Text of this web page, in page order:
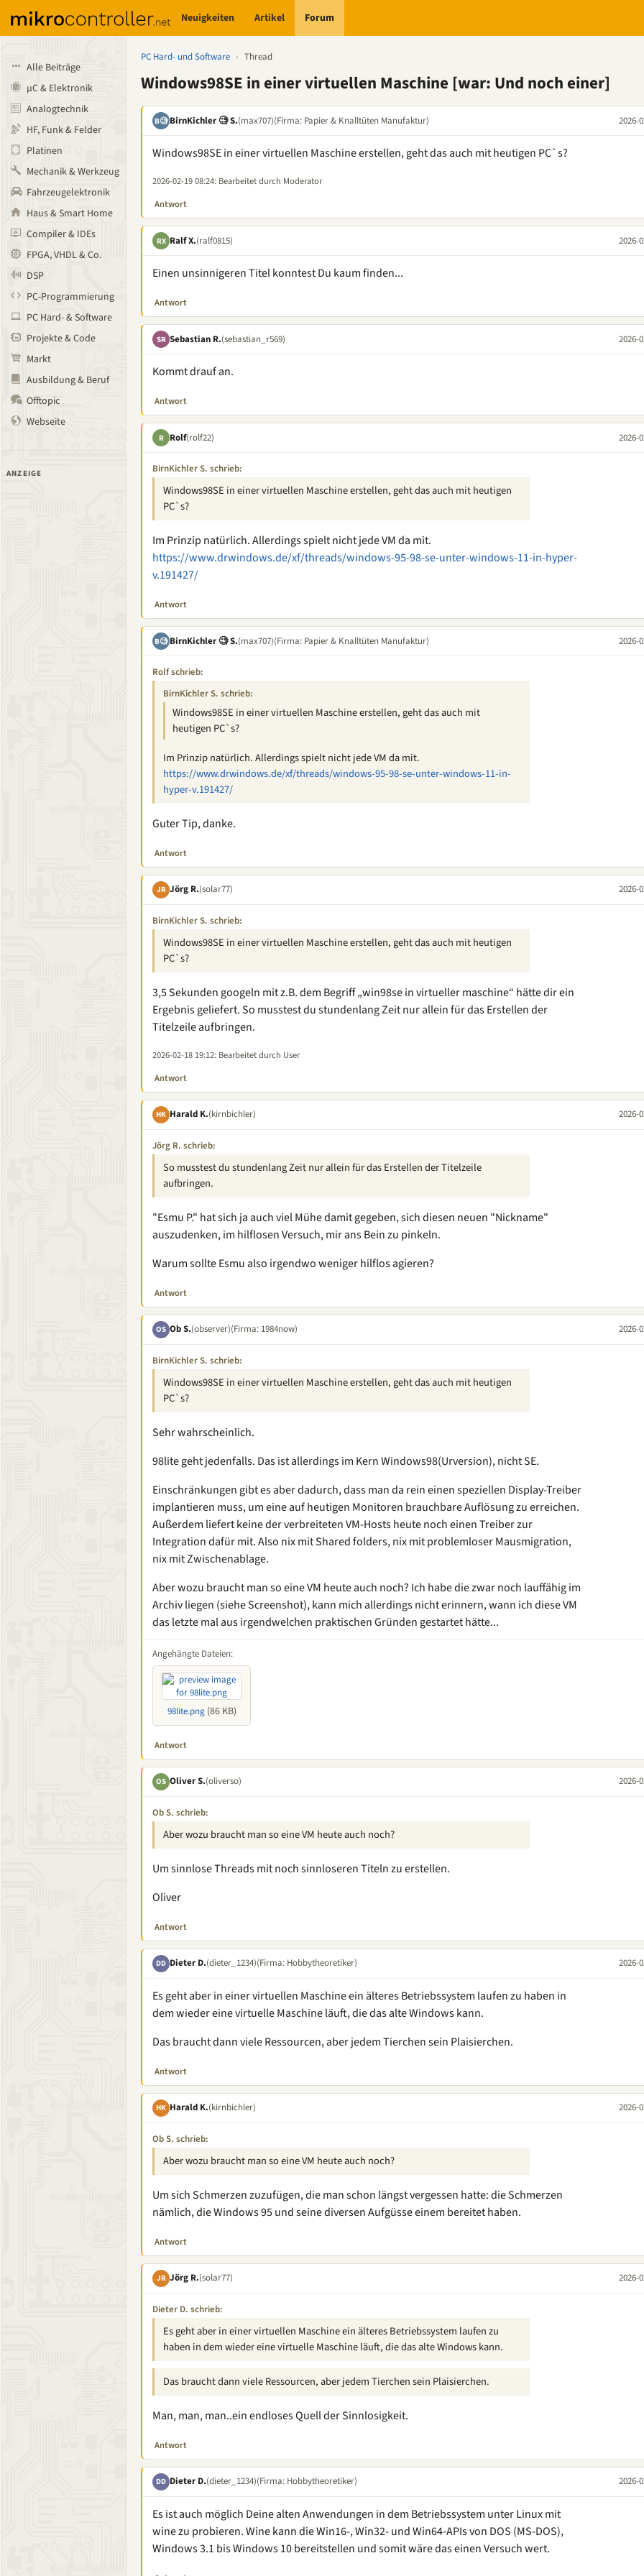
Neuigkeiten Artikel Forum
Alle Beiträge
µC & Elektronik
Analogtechnik
HF, Funk & Felder
Platinen
Mechanik & Werkzeug
Fahrzeugelektronik
Haus & Smart Home
Compiler & IDEs
FPGA, VHDL & Co.
DSP
PC-Programmierung
PC Hard- & Software
Projekte & Code
Markt
Ausbildung & Beruf
Offtopic
Webseite
ANZEIGE
PC Hard- und Software › Thread
Windows98SE in einer virtuellen Maschine [war: Und noch einer]
B🧐 BirnKichler 🧐 S.(max707)(Firma: Papier & Knalltüten Manufaktur) 2026-
Windows98SE in einer virtuellen Maschine erstellen, geht das auch mit heutigen PC`s?
2026-02-19 08:24: Bearbeitet durch Moderator
Antwort
RX Ralf X.(ralf0815) 2026-
Einen unsinnigeren Titel konntest Du kaum finden...
Antwort
SR Sebastian R.(sebastian_r569) 2026-
Kommt drauf an.
Antwort
R Rolf(rolf22) 2026-
BirnKichler S. schrieb:
Windows98SE in einer virtuellen Maschine erstellen, geht das auch mit heutigen
PC`s?
Im Prinzip natürlich. Allerdings spielt nicht jede VM da mit.
https://www.drwindows.de/xf/threads/windows-95-98-se-unter-windows-11-in-hyper-
v.191427/
Antwort
B🧐 BirnKichler 🧐 S.(max707)(Firma: Papier & Knalltüten Manufaktur) 2026-
Rolf schrieb:
BirnKichler S. schrieb:
Windows98SE in einer virtuellen Maschine erstellen, geht das auch mit
heutigen PC`s?
Im Prinzip natürlich. Allerdings spielt nicht jede VM da mit.
https://www.drwindows.de/xf/threads/windows-95-98-se-unter-windows-11-in-
hyper-v.191427/
Guter Tip, danke.
Antwort
JR Jörg R.(solar77) 2026-
BirnKichler S. schrieb:
Windows98SE in einer virtuellen Maschine erstellen, geht das auch mit heutigen
PC`s?
3,5 Sekunden googeln mit z.B. dem Begriff „win98se in virtueller maschine“ hätte dir ein
Ergebnis geliefert. So musstest du stundenlang Zeit nur allein für das Erstellen der
Titelzeile aufbringen.
2026-02-18 19:12: Bearbeitet durch User
Antwort
HK Harald K.(kirnbichler) 2026-
Jörg R. schrieb:
So musstest du stundenlang Zeit nur allein für das Erstellen der Titelzeile
aufbringen.
"Esmu P." hat sich ja auch viel Mühe damit gegeben, sich diesen neuen "Nickname"
auszudenken, im hilflosen Versuch, mir ans Bein zu pinkeln.
Warum sollte Esmu also irgendwo weniger hilflos agieren?
Antwort
OS Ob S.(observer)(Firma: 1984now) 2026-
BirnKichler S. schrieb:
Windows98SE in einer virtuellen Maschine erstellen, geht das auch mit heutigen
PC`s?
Sehr wahrscheinlich.
98lite geht jedenfalls. Das ist allerdings im Kern Windows98(Urversion), nicht SE.
Einschränkungen gibt es aber dadurch, dass man da rein einen speziellen Display-Treiber
implantieren muss, um eine auf heutigen Monitoren brauchbare Auflösung zu erreichen.
Außerdem liefert keine der verbreiteten VM-Hosts heute noch einen Treiber zur
Integration dafür mit. Also nix mit Shared folders, nix mit problemloser Mausmigration,
nix mit Zwischenablage.
Aber wozu braucht man so eine VM heute auch noch? Ich habe die zwar noch lauffähig im
Archiv liegen (siehe Screenshot), kann mich allerdings nicht erinnern, wann ich diese VM
das letzte mal aus irgendwelchen praktischen Gründen gestartet hätte...
Angehängte Dateien:
98lite.png(86 KB)
Antwort
OS Oliver S.(oliverso) 2026-
Ob S. schrieb:
Aber wozu braucht man so eine VM heute auch noch?
Um sinnlose Threads mit noch sinnloseren Titeln zu erstellen.
Oliver
Antwort
DD Dieter D.(dieter_1234)(Firma: Hobbytheoretiker) 2026-
Es geht aber in einer virtuellen Maschine ein älteres Betriebssystem laufen zu haben in
dem wieder eine virtuelle Maschine läuft, die das alte Windows kann.
Das braucht dann viele Ressourcen, aber jedem Tierchen sein Plaisierchen.
Antwort
HK Harald K.(kirnbichler) 2026-
Ob S. schrieb:
Aber wozu braucht man so eine VM heute auch noch?
Um sich Schmerzen zuzufügen, die man schon längst vergessen hatte: die Schmerzen
nämlich, die Windows 95 und seine diversen Aufgüsse einem bereitet haben.
Antwort
JR Jörg R.(solar77) 2026-
Dieter D. schrieb:
Es geht aber in einer virtuellen Maschine ein älteres Betriebssystem laufen zu
haben in dem wieder eine virtuelle Maschine läuft, die das alte Windows kann.
Das braucht dann viele Ressourcen, aber jedem Tierchen sein Plaisierchen.
Man, man, man..ein endloses Quell der Sinnlosigkeit.
Antwort
DD Dieter D.(dieter_1234)(Firma: Hobbytheoretiker) 2026-
Es ist auch möglich Deine alten Anwendungen in dem Betriebssystem unter Linux mit
wine zu probieren. Wine kann die Win16-, Win32- und Win64-APIs von DOS (MS-DOS),
Windows 3.1 bis Windows 10 bereitstellen und somit wäre das einen Versuch wert.